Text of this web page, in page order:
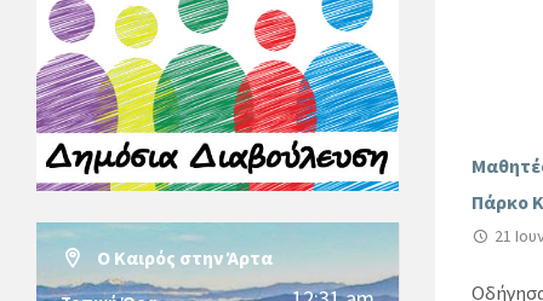
Πάρκο
21
Ο Καιρός στην Άρτα